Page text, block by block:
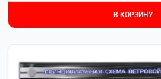
В КОРЗИНУ